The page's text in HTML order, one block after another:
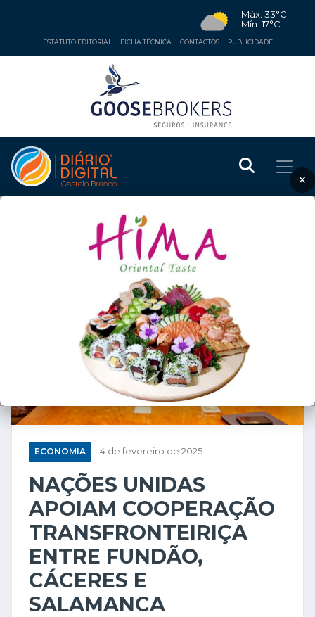
Máx: 33°C
Mín: 17°C
ESTATUTO EDITORIAL FICHA TÉCNICA CONTACTOS PUBLICIDADE
×
ECONOMIA 4 de fevereiro de 2025
NAÇÕES UNIDAS
APOIAM COOPERAÇÃO
TRANSFRONTEIRIÇA
ENTRE FUNDÃO,
CÁCERES E
SALAMANCA